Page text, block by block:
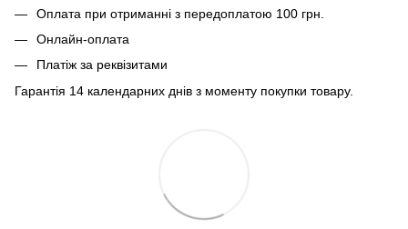
Оплата при отриманні з передоплатою 100 грн.
Онлайн-оплата
Платіж за реквізитами
Гарантія 14 календарних днів з моменту покупки товару.